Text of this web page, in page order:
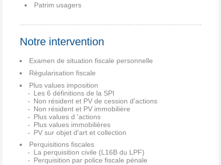
Patrim usagers
Notre intervention
Examen de situation fiscale personnelle
Régularisation fiscale
Plus values imposition
Les 6 définitions de la SPI
Non résident et PV de cession d'actions
Non résident et PV immobilière
Plus values d 'actions
Plus values immobilières
PV sur objet d'art et collection
Perquisitions fiscales
La perquisition civile (L16B du LPF)
Perquisition par police fiscale pénale